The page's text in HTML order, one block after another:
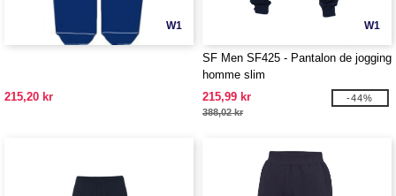
W1
215,20 kr
W1
SF Men SF425 - Pantalon de jogging
homme slim
215,99 kr
388,02 kr
-44%